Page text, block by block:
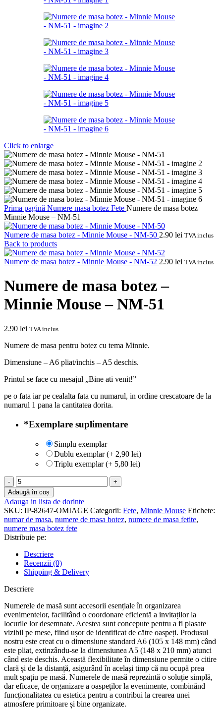
Click to enlarge
Prima pagină Numere masa botez Fete Numere de masa botez –
Minnie Mouse – NM-51
Numere de masa botez - Minnie Mouse - NM-50 2.90 lei TVA inclus
Back to products
Numere de masa botez - Minnie Mouse - NM-52 2.90 lei TVA inclus
Numere de masa botez –
Minnie Mouse – NM-51
2.90 lei TVA inclus
Numere de masa pentru botez cu tema Minnie.
Dimensiune – A6 pliat/inchis – A5 deschis.
Printul se face cu mesajul „Bine ati venit!”
pe o fata iar pe cealalta fata cu numarul, in ordine crescatoare de la
numarul 1 pana la cantitatea dorita.
*Exemplare suplimentare
Simplu exemplar
Dublu exemplar (+ 2,90 lei)
Triplu exemplar (+ 5,80 lei)
Cantitate
Numere
de
masa
botez
-
Minnie
Mouse
-
NM-
51
Adaugă în coș
Adauga in lista de dorinte
SKU: IP-82647-OMIAGE Categorii: Fete, Minnie Mouse Etichete:
numar de masa, numere de masa botez, numere de masa fetite,
numere masa botez fete
Distribuie pe:
Descriere
Recenzii (0)
Shipping & Delivery
Descriere
Numerele de masă sunt accesorii esențiale în organizarea
evenimentelor, facilitând o coordonare eficientă a invitaților la
locurile lor desemnate. Acestea sunt concepute pentru a fi plasate
vizibil pe mese, fiind ușor de identificat de către oaspeți. Produsul
nostru este creat cu o dimensiune standard A6 (105 x 148 mm) când
este pliat, extinzându-se la dimensiunea A5 (148 x 210 mm) atunci
când este deschis. Această flexibilitate în dimensiune permite o citire
clară și de la distanță, asigurând în același timp că nu ocupă prea
mult spațiu pe masă. Numerele de masă reprezintă o soluție simplă,
dar eficace, de organizare a oaspeților la evenimente, combinând
funcționalitatea cu estetica pentru a contribui la crearea unei
atmosfere primitoare și bine organizate.